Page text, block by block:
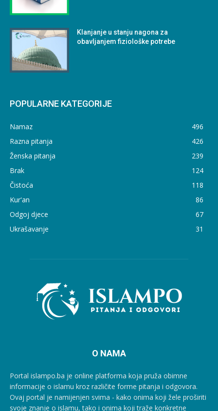
Klanjanje u stanju nagona za
obavljanjem fiziološke potrebe
POPULARNE KATEGORIJE
Namaz
496
Razna pitanja
426
Ženska pitanja
239
Brak
124
Čistoća
118
Kur'an
86
Odgoj djece
67
Ukrašavanje
31
O NAMA
Portal islampo.ba je online platforma koja pruža obimne
informacije o islamu kroz različite forme pitanja i odgovora.
Ovaj portal je namijenjen svima - kako onima koji žele proširiti
svoje znanje o islamu, tako i onima koji traže konkretne